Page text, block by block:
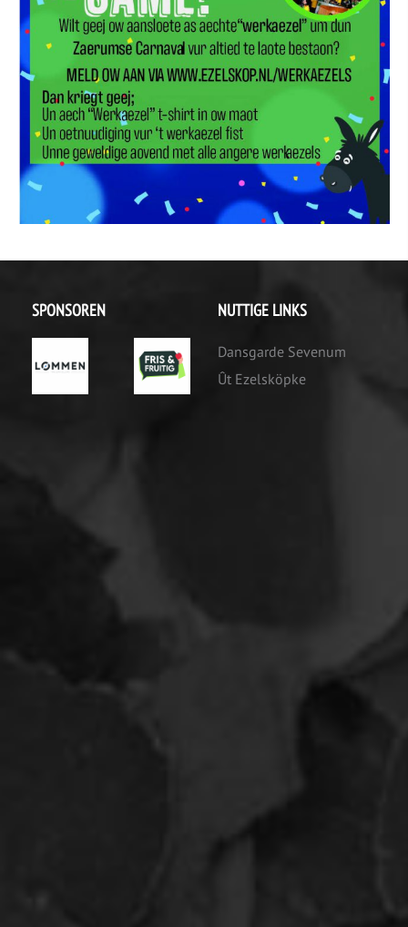
Mascotte
SPONSOREN NUTTIGE LINKS
Dansgarde Sevenum
Ût Ezelsköpke